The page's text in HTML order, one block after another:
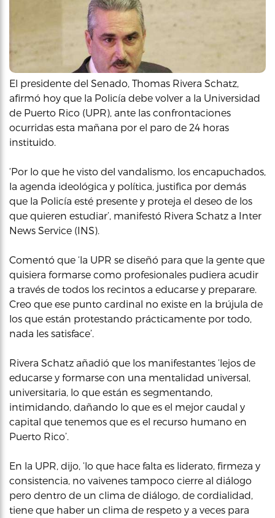
El presidente del Senado, Thomas Rivera Schatz,
afirmó hoy que la Policía debe volver a la Universidad
de Puerto Rico (UPR), ante las confrontaciones
ocurridas esta mañana por el paro de 24 horas
instituido.
‘Por lo que he visto del vandalismo, los encapuchados,
la agenda ideológica y política, justifica por demás
que la Policía esté presente y proteja el deseo de los
que quieren estudiar’, manifestó Rivera Schatz a Inter
News Service (INS).
Comentó que ‘la UPR se diseñó para que la gente que
quisiera formarse como profesionales pudiera acudir
a través de todos los recintos a educarse y preparare.
Creo que ese punto cardinal no existe en la brújula de
los que están protestando prácticamente por todo,
nada les satisface’.
Rivera Schatz añadió que los manifestantes ‘lejos de
educarse y formarse con una mentalidad universal,
universitaria, lo que están es segmentando,
intimidando, dañando lo que es el mejor caudal y
capital que tenemos que es el recurso humano en
Puerto Rico’.
En la UPR, dijo, ‘lo que hace falta es liderato, firmeza y
consistencia, no vaivenes tampoco cierre al diálogo
pero dentro de un clima de diálogo, de cordialidad,
tiene que haber un clima de respeto y a veces para